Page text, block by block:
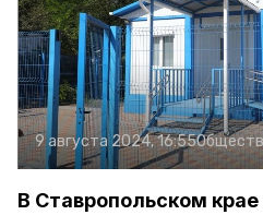
9 августа 2024, 16:55
В Ставропольском